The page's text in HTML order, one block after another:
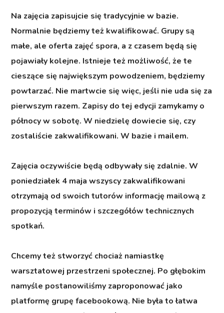
Na zajęcia zapisujcie się tradycyjnie w bazie.
Normalnie będziemy też kwalifikować. Grupy są
małe, ale oferta zajęć spora, a z czasem będą się
pojawiały kolejne. Istnieje też możliwość, że te
cieszące się największym powodzeniem, będziemy
powtarzać. Nie martwcie się więc, jeśli nie uda się za
pierwszym razem. Zapisy do tej edycji zamykamy o
północy w sobotę. W niedzielę dowiecie się, czy
zostaliście zakwalifikowani. W bazie i mailem.
Zajęcia oczywiście będą odbywały się zdalnie.W
poniedziałek 4 majawszyscy zakwalifikowani
otrzymają od swoich tutorów informację mailową z
propozycją terminów i szczegółów technicznych
spotkań.
Chcemy też stworzyć chociaż namiastkę
warsztatowej przestrzeni społecznej. Po głębokim
namyśle postanowiliśmy zaproponować jako
platformę grupę facebookową. Nie była to łatwa